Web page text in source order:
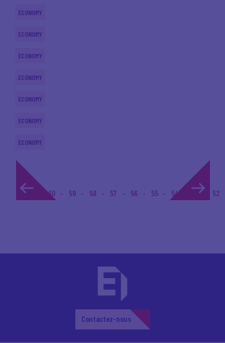
ECONOMY
ECONOMY
ECONOMY
ECONOMY
ECONOMY
ECONOMY
ECONOMY
1... 60 59 58 57 56 55 54 53 52
Contactez-nous